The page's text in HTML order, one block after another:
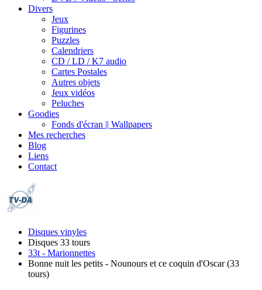
Divers
Jeux
Figurines
Puzzles
Calendriers
CD / LD / K7 audio
Cartes Postales
Autres objets
Jeux vidéos
Peluches
Goodies
Fonds d'écran || Wallpapers
Mes recherches
Blog
Liens
Contact
Disques vinyles
Disques 33 tours
33t - Marionnettes
Bonne nuit les petits - Nounours et ce coquin d'Oscar (33
tours)